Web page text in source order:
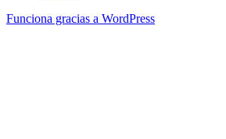
Funciona gracias a WordPress